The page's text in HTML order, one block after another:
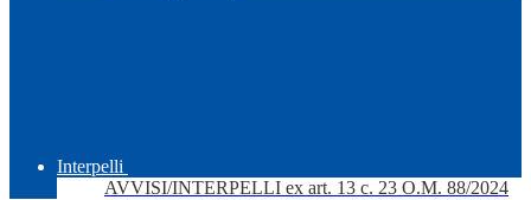
Interpelli
AVVISI/INTERPELLI ex art. 13 c. 23 O.M. 88/2024